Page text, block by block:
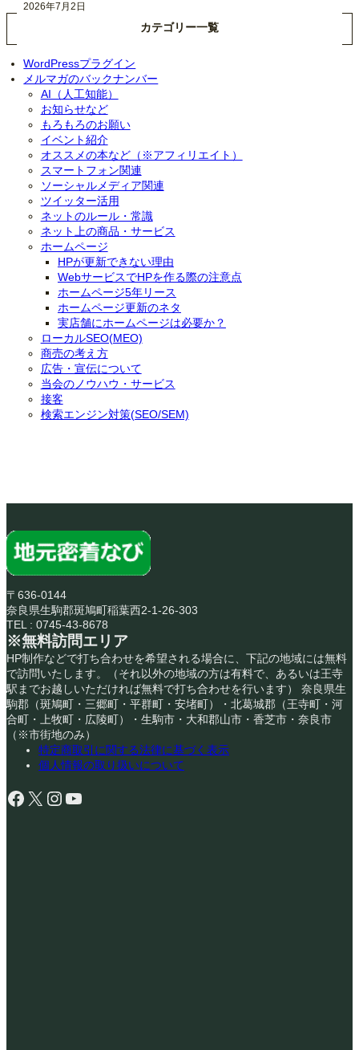
2026年7月2日
カテゴリー一覧
WordPressプラグイン
メルマガのバックナンバー
AI（人工知能）
お知らせなど
もろもろのお願い
イベント紹介
オススメの本など（※アフィリエイト）
スマートフォン関連
ソーシャルメディア関連
ツイッター活用
ネットのルール・常識
ネット上の商品・サービス
ホームページ
HPが更新できない理由
WebサービスでHPを作る際の注意点
ホームページ5年リース
ホームページ更新のネタ
実店舗にホームページは必要か？
ローカルSEO(MEO)
商売の考え方
広告・宣伝について
当会のノウハウ・サービス
接客
検索エンジン対策(SEO/SEM)
〒636-0144
奈良県生駒郡斑鳩町稲葉西2-1-26-303
TEL : 0745-43-8678
※無料訪問エリア
HP制作などで打ち合わせを希望される場合に、下記の地域には無料
で訪問いたします。（それ以外の地域の方は有料で、あるいは王寺
駅までお越しいただければ無料で打ち合わせを行います） 奈良県生
駒郡（斑鳩町・三郷町・平群町・安堵町）・北葛城郡（王寺町・河
合町・上牧町・広陵町）・生駒市・大和郡山市・香芝市・奈良市
（※市街地のみ）
特定商取引に関する法律に基づく表示
個人情報の取り扱いについて
Facebook X Instagram YouTube